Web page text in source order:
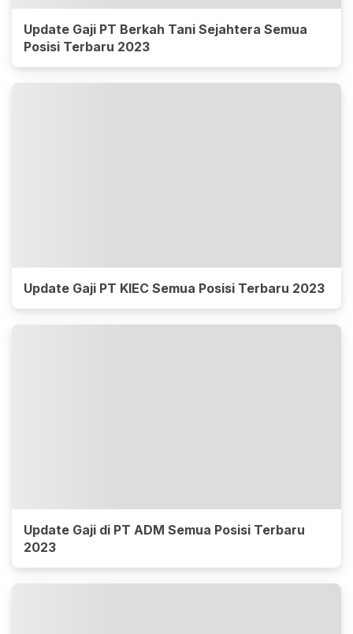
Update Gaji PT Berkah Tani Sejahtera Semua
Posisi Terbaru 2023
Update Gaji PT KIEC Semua Posisi Terbaru 2023
Update Gaji di PT ADM Semua Posisi Terbaru
2023